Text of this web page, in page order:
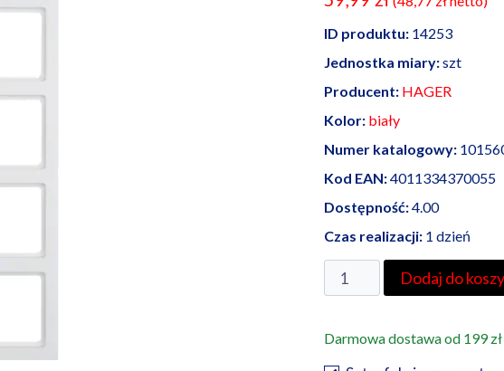
ID produktu:14253
Jednostka miary:szt
Producent: HAGER
Kolor: biały
Numer katalogowy:
Kod EAN:4011334370055
Dostępność:4.00
Czas realizacji:1 dzień
ilość
BerkerQ3
pięciokrotna
Dodaj do
Darmowa dostawa od 199 zł